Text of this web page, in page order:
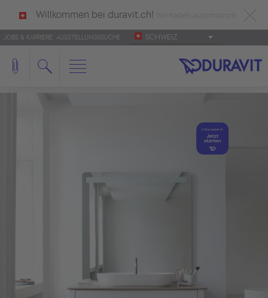
Willkommen bei duravit.ch!
deutsch als Ihre Sprache erkannt.
Français Italiano
JOBS & KARRIERE AUSSTELLUNGSSUCHE SCHWEIZ